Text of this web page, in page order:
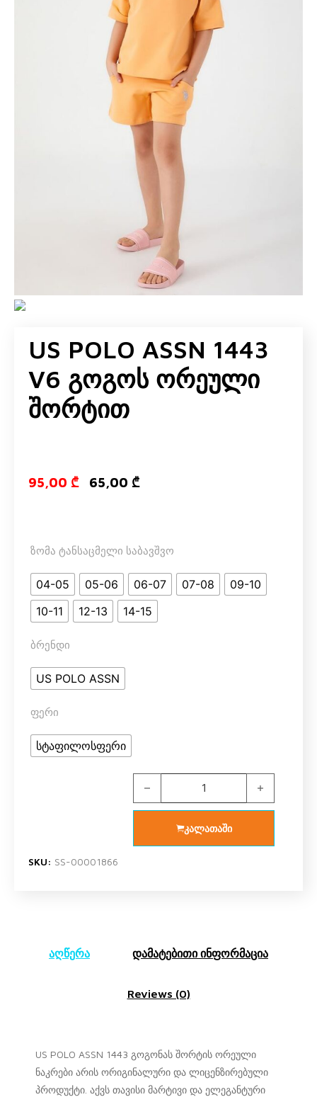
US POLO ASSN 1443
V6 Გოგოს Ორეული
Შორტით
95,00 ₾ Original price
65,00 ₾Current
ზომა ტანსაცმელი საბავშვო
04-05 05-06 06-07 07-08
09-10
10-11
12-13 14-15
ბრენდი
US POLO ASSN
ფერი
სტაფილოსფერი
US POLO ASSN 1443 V6 გოგოს
კალათაში
SKU: SS-00001866
აღწერა დამატებითი ინფორმაცია
Reviews (0)
US POLO ASSN 1443 გოგონას შორტის ორეული
ნაკრები არის ორიგინალური და ლიცენზირებული
პროდუქტი. აქვს თავისი მარტივი და ელეგანტური